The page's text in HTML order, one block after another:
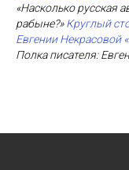
«Насколько русская
рабыне?»Круглый
Евгении Некрасовой
Полка писателя: